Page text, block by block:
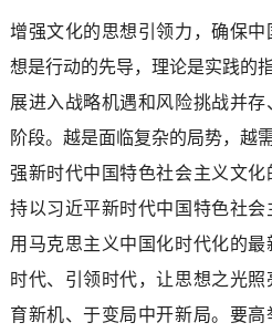
增强文化的思想引领力，确保
想是行动的先导，理论是实践的
展进入战略机遇和风险挑战并
阶段。越是面临复杂的局势，越
强新时代中国特色社会主义文
持以习近平新时代中国特色社
用马克思主义中国化时代化的
时代、引领时代，让思想之光
育新机、于变局中开新局。要高